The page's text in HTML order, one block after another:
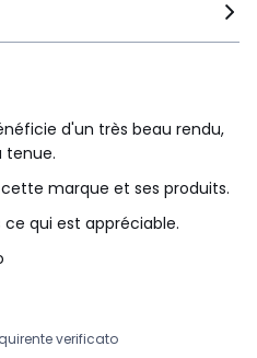
d'un très beau rendu,
tenue.
marque et ses produits.
qui est appréciable.
verificato